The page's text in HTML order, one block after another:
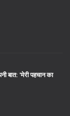
बात: 'मेरी पहचान का